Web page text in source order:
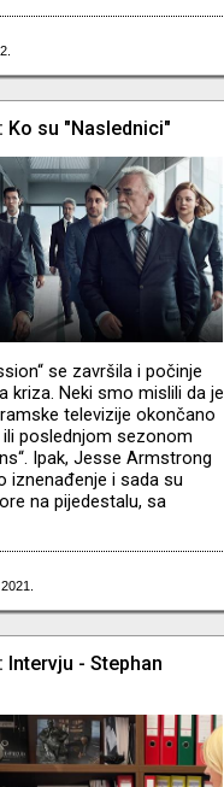
Ko su "Naslednici"
se završila i počinje
kriza. Neki smo mislili da je
televizije okončano
ili poslednjom sezonom
Ipak, Jesse Armstrong
iznenađenje i sada su
na pijedestalu, sa
Intervju - Stephan